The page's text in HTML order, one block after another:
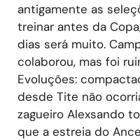
antigamente as
treinar antes da
dias será muito.
colaborou, mas foi
Evoluções:
desde Tite não
zagueiro Alexsando
que a estreia do